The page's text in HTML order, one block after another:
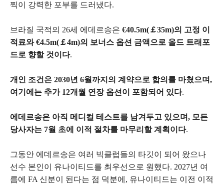
찍이 강력한 포부를 드러냈다.
브라질 국적의 26세 에데르송은 €40.5m(￡35m)의 고정 이
적료와 €4.5m(￡4m)의 보너스 옵션 금액으로 올드 트래포
드로 향할 것이다.
개인 조건은 2030년 6월까지의 계약으로 합의를 마쳤으며,
여기에는 추가 12개월 연장 옵션이 포함되어 있다.
에데르송은 아직 메디컬 테스트를 남겨두고 있으며, 모든
당사자는 7월 초에 이적 절차를 마무리할 계획이다.
그동안 에데르송은 여러 빅클럽들의 타깃이 되어 왔으나
선수 본인이 유나이티드를 최우선으로 원했다. 2027년 여
름에 FA 신분이 된다는 점 덕분에, 유나이티드는 이전 이적